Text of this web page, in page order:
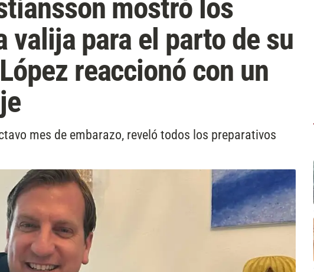
mostró los
valija para el parto de su
reaccionó con un
mes de embarazo, reveló todos los preparativos